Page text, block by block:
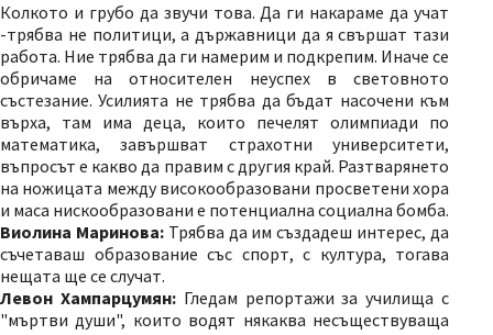
Колкото и грубо да звучи това. Да ги накараме да учат
-трябва не политици, а държавници да я свършат тази
работа. Ние трябва да ги намерим и подкрепим. Иначе се
обричаме на относителен неуспех в световното
състезание. Усилията не трябва да бъдат насочени към
върха, там има деца, които печелят олимпиади по
математика, завършват страхотни университети,
въпросът е какво да правим с другия край. Разтварянето
на ножицата между високообразовани просветени хора
и маса нискообразовани е потенциална социална бомба.
Виолина Маринова:Трябва да им създадеш интерес, да
съчетаваш образование със спорт, с култура, тогава
нещата ще се случат.
Левон Хампарцумян:Гледам репортажи за училища с
"мъртви души", които водят някаква несъществуваща